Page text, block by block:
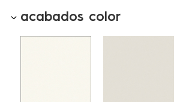
acabados color